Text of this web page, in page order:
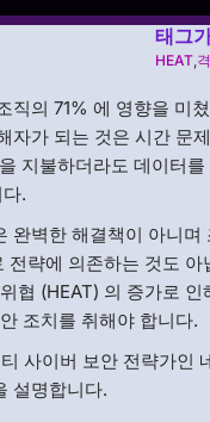
태그
HEAT,
직의 71% 에 영향을 미
자가 되는 것은 시간 문
지불하더라도 데이터
.
완벽한 해결책이 아니
략에 의존하는 것도
협 (HEAT) 의 증가로
조치를 취해야 합니다.
사이버 보안 전략가
설명합니다.